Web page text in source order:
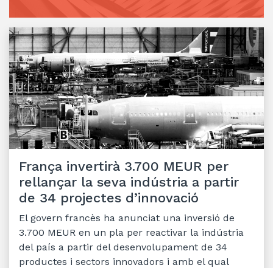
França invertirà 3.700 MEUR per
rellançar la seva indústria a partir
de 34 projectes d’innovació
El govern francès ha anunciat una inversió de
3.700 MEUR en un pla per reactivar la indústria
del país a partir del desenvolupament de 34
productes i sectors innovadors i amb el qual